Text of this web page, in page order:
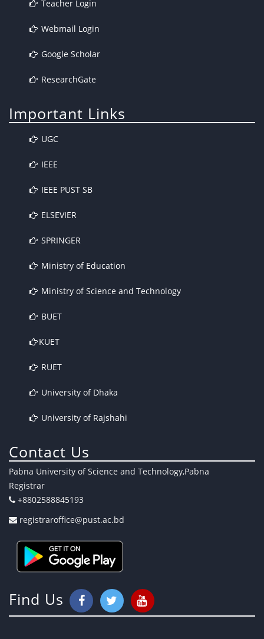
Teacher Login
Webmail Login
Google Scholar
ResearchGate
Important Links
UGC
IEEE
IEEE PUST SB
ELSEVIER
SPRINGER
Ministry of Education
Ministry of Science and Technology
BUET
KUET
RUET
University of Dhaka
University of Rajshahi
Contact Us
Pabna University of Science and Technology,Pabna
Registrar
+8802588845193
registraroffice@pust.ac.bd
Find Us